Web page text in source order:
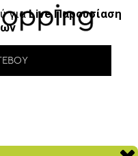
γιαLive Παρουσίαση